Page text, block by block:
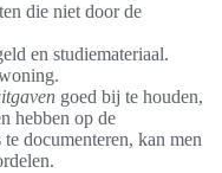
die niet door de
en studiemateriaal.
goed bij te houden,
hebben op de
documenteren, kan men